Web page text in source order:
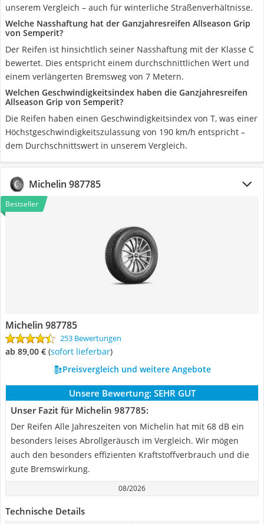
unserem Vergleich – auch für winterliche Straßenverhältnisse.
Welche Nasshaftung hat der Ganzjahresreifen Allseason Grip
von Semperit?
Der Reifen ist hinsichtlich seiner Nasshaftung mit der Klasse C
bewertet. Dies entspricht einem durchschnittlichen Wert und
einem verlängerten Bremsweg von 7 Metern.
Welchen Geschwindigkeitsindex haben die Ganzjahresreifen
Allseason Grip von Semperit?
Die Reifen haben einen Geschwindigkeitsindex von T, was einer
Höchstgeschwindigkeitszulassung von 190 km/h entspricht –
dem Durchschnittswert in unserem Vergleich.
Michelin 987785
Bestseller
Michelin 987785
253 Bewertungen
ab 89,00 € ( Sofort lieferbar)
Preisvergleich und weitere Angebote
Unsere Bewertung: SEHR GUT
Unser Fazit für Michelin 987785:
Der Reifen Alle Jahreszeiten von Michelin hat mit 68 dB ein
besonders leises Abrollgeräusch im Vergleich. Wir mögen
auch den besonders effizienten Kraftstoffverbrauch und die
gute Bremswirkung.
08/2026
Technische Details